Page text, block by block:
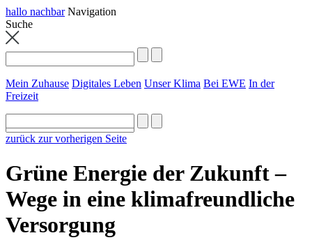
hallo nachbar Navigation
Suche
Mein Zuhause Digitales Leben Unser Klima Bei EWE In der
Freizeit
zurück zur vorherigen Seite
Grüne Energie der Zukunft –
Wege in eine klimafreundliche
Versorgung